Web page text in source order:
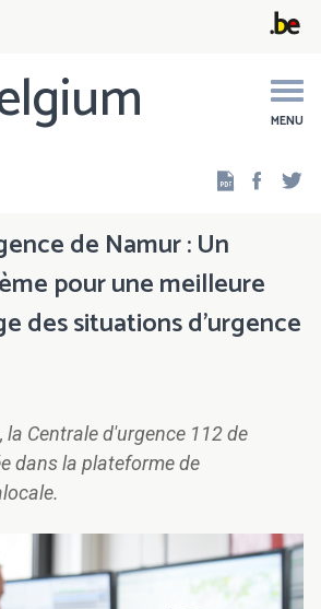
MENU
de Namur : Un
pour une meilleure
des situations d'urgence
la Centrale d'urgence 112 de
dans la plateforme de